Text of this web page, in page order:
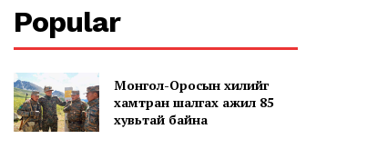
Popular
Монгол-Оросын хилийг
хамтран шалгах ажил 85
хувьтай байна